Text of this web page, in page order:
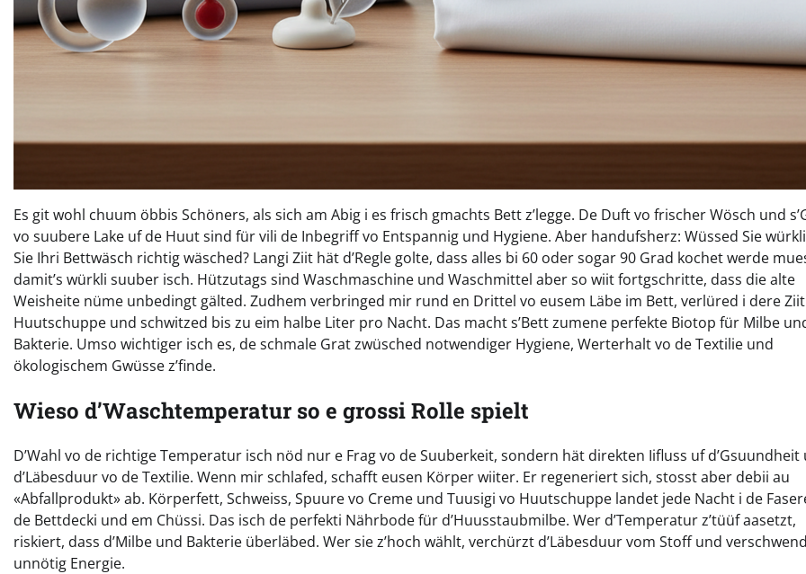
Es git wohl chuum öbbis Schöners, als sich am Abig i es frisch gmachts Bett z’legge. De Duft vo frischer Wösch und
vo suubere Lake uf de Huut sind für vili de Inbegriff vo Entspannig und Hygiene. Aber handufsherz: Wüssed Sie
Sie Ihri Bettwäsch richtig wäsched? Langi Ziit hät d’Regle golte, dass alles bi 60 oder sogar 90 Grad kochet werde
damit’s würkli suuber isch. Hützutags sind Waschmaschine und Waschmittel aber so wiit fortgschritte, dass die alte
Weisheite nüme unbedingt gälted. Zudhem verbringed mir rund en Drittel vo eusem Läbe im Bett, verlüred i dere Ziit
Huutschuppe und schwitzed bis zu eim halbe Liter pro Nacht. Das macht s’Bett zumene perfekte Biotop für Milbe
Bakterie. Umso wichtiger isch es, de schmale Grat zwüsched notwendiger Hygiene, Werterhalt vo de Textilie und
ökologischem Gwüsse z’finde.
Wieso d’Waschtemperatur so e grossi Rolle spielt
D’Wahl vo de richtige Temperatur isch nöd nur e Frag vo de Suuberkeit, sondern hät direkten Iifluss uf d’Gsuundheit
d’Läbesduur vo de Textilie. Wenn mir schlafed, schafft eusen Körper wiiter. Er regeneriert sich, stosst aber debii au
«Abfallprodukt» ab. Körperfett, Schweiss, Spuure vo Creme und Tuusigi vo Huutschuppe landet jede Nacht i de
de Bettdecki und em Chüssi. Das isch de perfekti Nährbode für d’Huusstaubmilbe. Wer d’Temperatur z’tüüf aasetzt,
riskiert, dass d’Milbe und Bakterie überläbed. Wer sie z’hoch wählt, verchürzt d’Läbesduur vom Stoff und
unnötig Energie.